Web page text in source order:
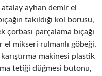
ayhan demir el
takıldığı kol borusu,
parçalama bıçağı
mikseri rulmanlı göbeği,
makinesi plastik
tetiği düğmesi butonu,